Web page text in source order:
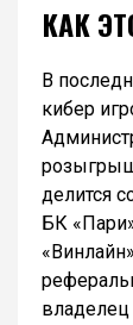
КАК
В
кибер
делится
БК
владелец